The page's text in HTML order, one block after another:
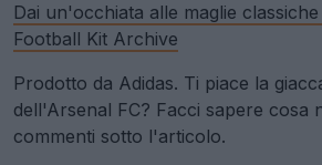
Dai un'occhiata alle maglie
Football Kit Archive
Prodotto da Adidas. Ti piace la
dell'Arsenal FC? Facci sapere cosa
commenti sotto l'articolo.